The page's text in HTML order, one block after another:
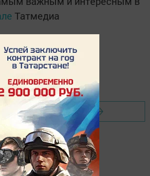
Татмедиа
Татарстана в
мессенджере MАХ:
на страницу новости